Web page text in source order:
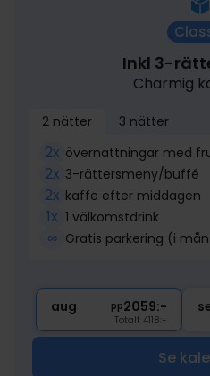
Inkl 3-
Charmig
2 nätter 3 nätter
2x övernattningar med
2x 3-rättersmeny/buffé
2x kaffe efter middagen
1x 1 välkomstdrink
∞ Gratis parkering (i
aug pp2059:-
Totalt 4118:-
Se